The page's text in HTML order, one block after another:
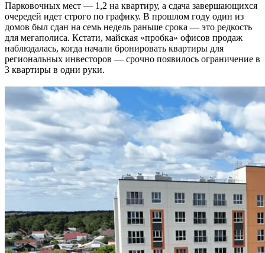
Парковочных мест — 1,2 на квартиру, а сдача завершающихся
очередей идет строго по графику. В прошлом году один из
домов был сдан на семь недель раньше срока — это редкость
для мегаполиса. Кстати, майская «пробка» офисов продаж
наблюдалась, когда начали бронировать квартиры для
региональных инвесторов — срочно появилось ограничение в
3 квартиры в одни руки.